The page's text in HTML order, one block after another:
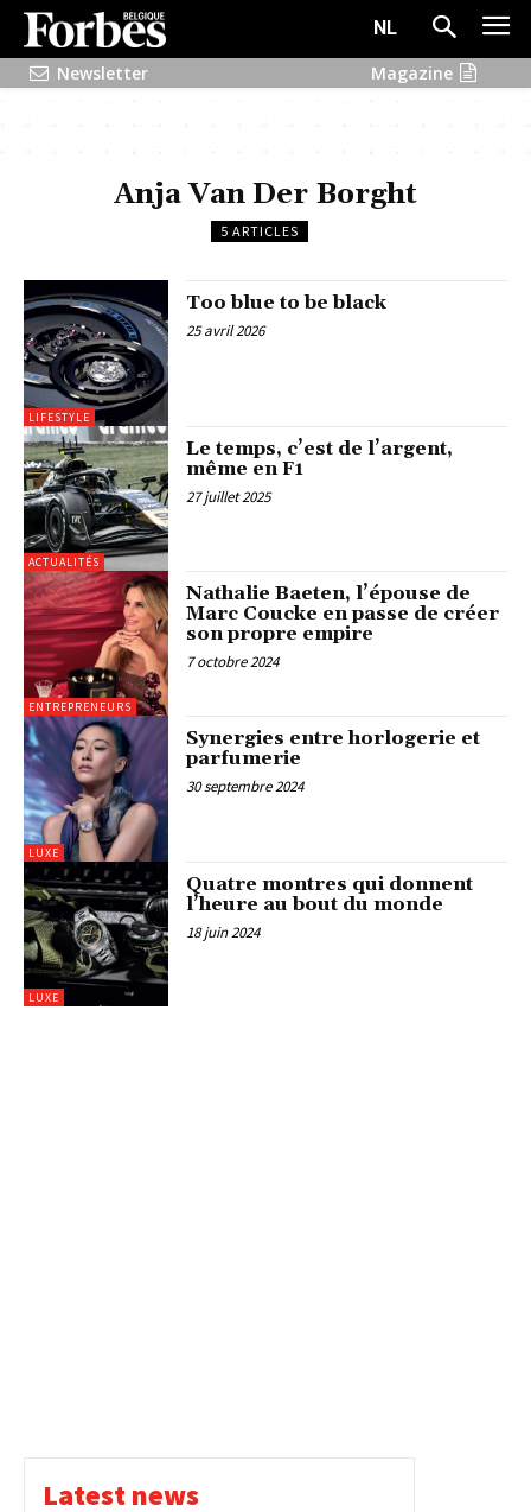
NL
Newsletter
Magazine
Anja Van Der Borght
5 ARTICLES
LIFESTYLE
Too blue to be black
25 avril 2026
ACTUALITÉS
Le temps, c’est de l’argent,
même en F1
27 juillet 2025
ENTREPRENEURS
Nathalie Baeten, l’épouse de
Marc Coucke en passe de créer
son propre empire
7 octobre 2024
LUXE
Synergies entre horlogerie et
parfumerie
30 septembre 2024
LUXE
Quatre montres qui donnent
l’heure au bout du monde
18 juin 2024
Latest news